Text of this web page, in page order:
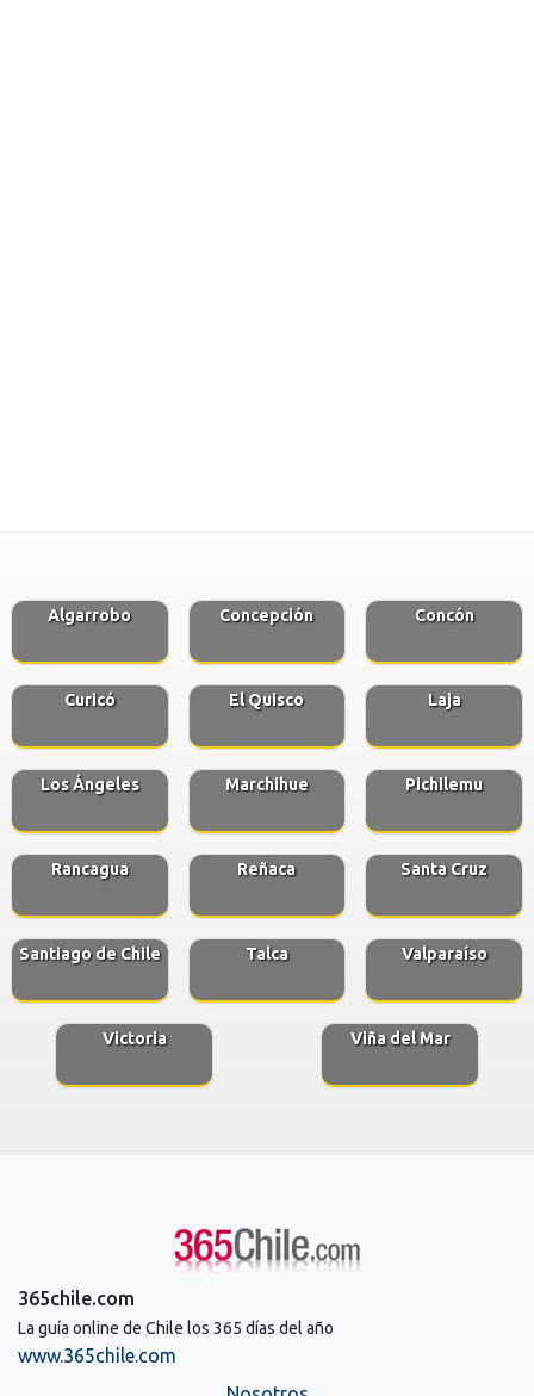
Algarrobo Concepción Concón
Curicó El Quisco Laja
Los Ángeles Marchihue Pichilemu
Rancagua Reñaca Santa Cruz
Santiago de Chile Talca Valparaíso
Victoria Viña del Mar
365chile.com
La guía online de Chile los 365 días del año
www.365chile.com